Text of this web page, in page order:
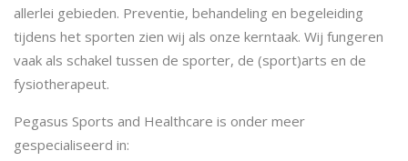
allerlei gebieden. Preventie, behandeling en begeleiding
tijdens het sporten zien wij als onze kerntaak. Wij fungeren
vaak als schakel tussen de sporter, de (sport)arts en de
fysiotherapeut.
Pegasus Sports and Healthcare is onder meer
gespecialiseerd in: